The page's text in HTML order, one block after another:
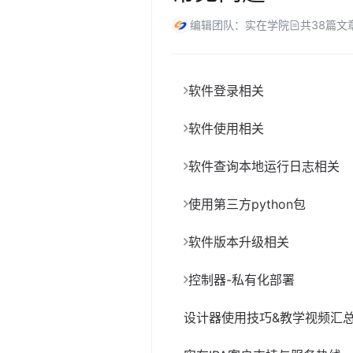
编辑团队：实在学院 共38篇文
软件登录相关
软件使用相关
软件查询本地运行日志相关
使用第三方python包
软件版本升级相关
控制器-私有化部署
设计器使用技巧&教学视频汇